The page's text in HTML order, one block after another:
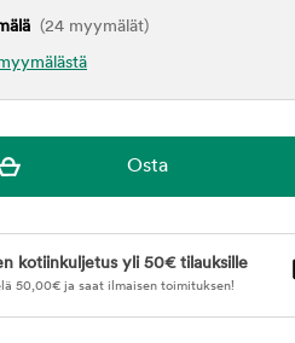
(24 myymälät)
kotiinkuljetus yli 50€ tilauksille
50,00€ ja saat ilmaisen toimituksen!